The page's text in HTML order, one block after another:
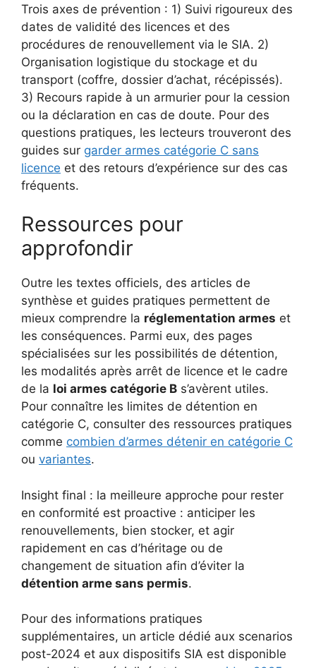
Trois axes de prévention : 1) Suivi rigoureux des
dates de validité des licences et des
procédures de renouvellement via le SIA. 2)
Organisation logistique du stockage et du
transport (coffre, dossier d’achat, récépissés).
3) Recours rapide à un armurier pour la cession
ou la déclaration en cas de doute. Pour des
questions pratiques, les lecteurs trouveront des
guides sur garder armes catégorie C sans
licence et des retours d’expérience sur des cas
fréquents.
Ressources pour
approfondir
Outre les textes officiels, des articles de
synthèse et guides pratiques permettent de
mieux comprendre la réglementation armes et
les conséquences. Parmi eux, des pages
spécialisées sur les possibilités de détention,
les modalités après arrêt de licence et le cadre
de la loi armes catégorie B s’avèrent utiles.
Pour connaître les limites de détention en
catégorie C, consulter des ressources pratiques
comme combien d’armes détenir en catégorie C
ou variantes.
Insight final : la meilleure approche pour rester
en conformité est proactive : anticiper les
renouvellements, bien stocker, et agir
rapidement en cas d’héritage ou de
changement de situation afin d’éviter la
détention arme sans permis.
Pour des informations pratiques
supplémentaires, un article dédié aux scenarios
post-2024 et aux dispositifs SIA est disponible